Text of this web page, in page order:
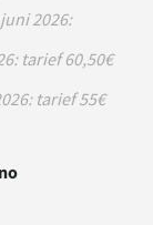
2026:
tarief 60,50€
tarief 55€